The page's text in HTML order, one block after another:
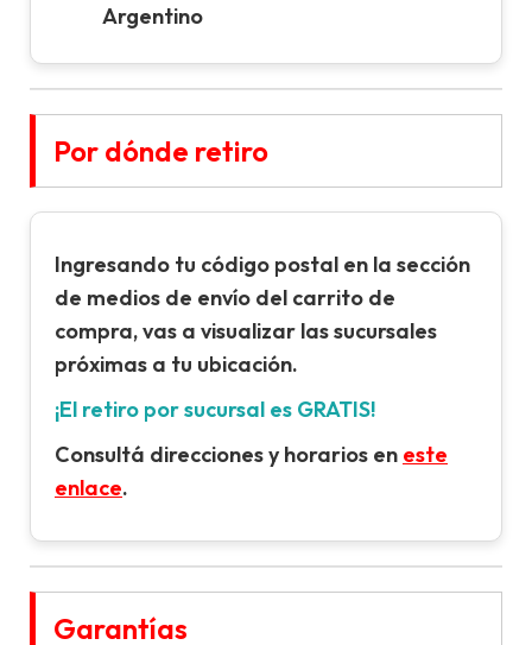
Argentino
Por dónde retiro
Ingresando tu código postal en la sección
de medios de envío del carrito de
compra, vas a visualizar las sucursales
próximas a tu ubicación.
¡El retiro por sucursal es GRATIS!
Consultá direcciones y horarios en este
enlace.
Garantías